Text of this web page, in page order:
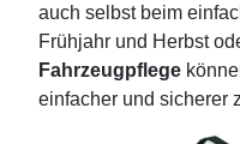
auch selbst beim
Frühjahr und Herbst
Fahrzeugpflege
einfacher und sicherer